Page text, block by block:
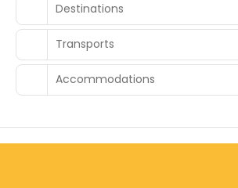
Destinations
Transports
Accommodations